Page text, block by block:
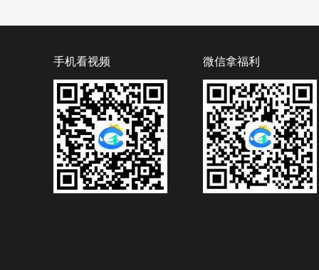
手机看视频 微信拿福利